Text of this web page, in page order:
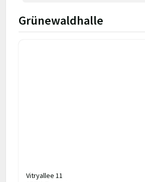
Grünewaldhalle
Vitryallee 11